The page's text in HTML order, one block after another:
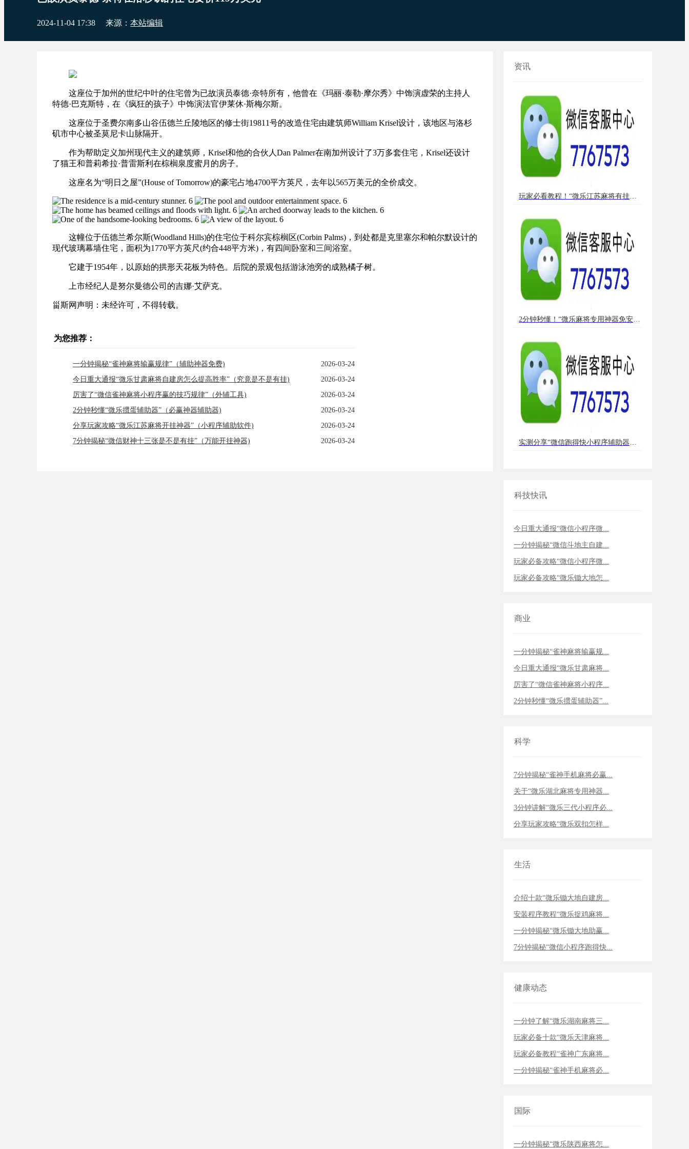
2024-11-04 17:38 来源： 本站编辑
这座位于加州的世纪中叶的住宅曾为已故演员泰德·奈特所有，他曾在《玛丽·泰勒·摩尔秀》中饰演虚荣的主持人
特德·巴克斯特，在《疯狂的孩子》中饰演法官伊莱休·斯梅尔斯。
这座位于圣费尔南多山谷伍德兰丘陵地区的修士街19811号的改造住宅由建筑师William Krisel设计，该地区与洛杉
矶市中心被圣莫尼卡山脉隔开。
作为帮助定义加州现代主义的建筑师，Krisel和他的合伙人Dan Palmer在南加州设计了3万多套住宅，Krisel还设计
了猫王和普莉希拉·普雷斯利在棕榈泉度蜜月的房子。
这座名为“明日之屋”(House of Tomorrow)的豪宅占地4700平方英尺，去年以565万美元的全价成交。
6
6
6
6
6
6
这幢位于伍德兰希尔斯(Woodland Hills)的住宅位于科尔宾棕榈区(Corbin Palms)，到处都是克里塞尔和帕尔默设计的
现代玻璃幕墙住宅，面积为1770平方英尺(约合448平方米)，有四间卧室和三间浴室。
它建于1954年，以原始的拱形天花板为特色。后院的景观包括游泳池旁的成熟橘子树。
上市经纪人是努尔曼德公司的吉娜·艾萨克。
甾斯网声明：未经许可，不得转载。
为您推荐：
一分钟揭秘“雀神麻将输赢规律”（辅助神器免费)
2026-03-24
今日重大通报“微乐甘肃麻将自建房怎么提高胜率”（究竟是不是有挂)
2026-03-24
厉害了“微信雀神麻将小程序赢的技巧规律”（外辅工具)
2026-03-24
2分钟秒懂“微乐掼蛋辅助器”（必赢神器辅助器)
2026-03-24
分享玩家攻略“微乐江苏麻将开挂神器”（小程序辅助软件)
2026-03-24
7分钟揭秘“微信财神十三张是不是有挂”（万能开挂神器)
2026-03-24
资讯
玩家必看教程！“微乐江苏麻将有挂吗”（详细透视教程）-哔哩哔哩
2分钟秒懂！“微乐麻将专用神器免安装”（详细透视教程）-哔哩哔哩
实测分享“微信跑得快小程序辅助器免费”（详细辅助教程）-哔哩哔哩
科技快讯
今日重大通报“微信小程序微...
一分钟揭秘“微信斗地主自建...
玩家必备攻略“微信小程序微...
玩家必备攻略“微乐锄大地怎...
商业
一分钟揭秘“雀神麻将输赢规...
今日重大通报“微乐甘肃麻将...
厉害了“微信雀神麻将小程序...
2分钟秒懂“微乐掼蛋辅助器”...
科学
7分钟揭秘“雀神手机麻将必赢...
关于“微乐湖北麻将专用神器...
3分钟讲解“微乐三代小程序必...
分享玩家攻略“微乐双扣怎样...
生活
介绍十款“微乐锄大地自建房...
安装程序教程“微乐捉鸡麻将...
一分钟揭秘“微乐锄大地助赢...
7分钟揭秘“微信小程序跑得快...
健康动态
一分钟了解“微乐湖南麻将三...
玩家必备十款“微乐天津麻将...
玩家必备教程“雀神广东麻将...
一分钟揭秘“雀神手机麻将必...
国际
一分钟揭秘“微乐陕西麻将怎...